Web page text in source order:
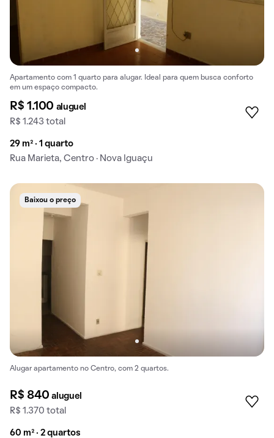
Apartamento com 1 quarto para alugar. Ideal para quem busca conforto
em um espaço compacto.
R$ 1.100 aluguel
R$ 1.243 total
29 m² · 1 quarto
Rua Marieta, Centro · Nova Iguaçu
Baixou o preço
Alugar apartamento no Centro, com 2 quartos.
R$ 840aluguel
R$ 1.370 total
60 m² · 2 quartos